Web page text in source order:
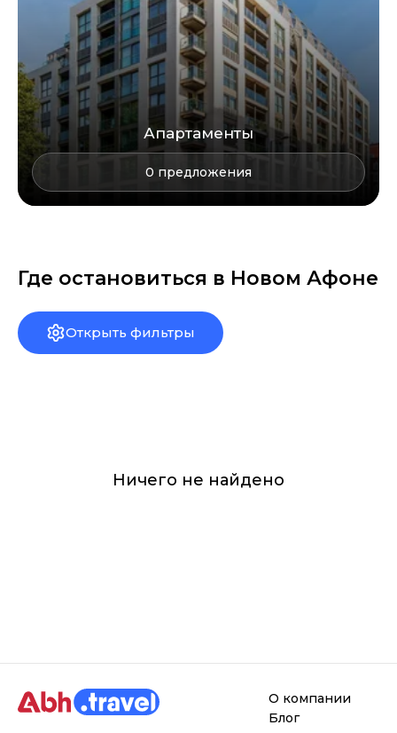
Апартаменты
0 предложения
Где остановиться в Новом Афоне
Открыть фильтры
Ничего не найдено
О компании
Блог